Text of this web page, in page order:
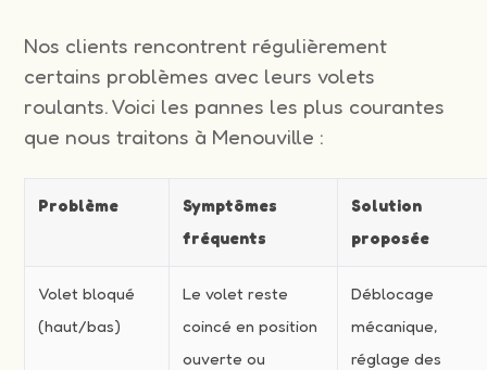
Nos clients rencontrent régulièrement
certains problèmes avec leurs volets
roulants. Voici les pannes les plus courantes
que nous traitons à Menouville :
Problème
Symptômes
fréquents
Solution
proposée
Volet bloqué
(haut/bas)
Le volet reste
coincé en position
ouverte ou
Déblocage
mécanique,
réglage des